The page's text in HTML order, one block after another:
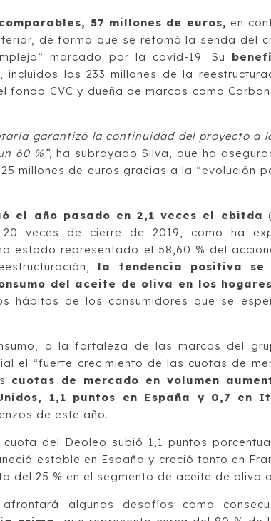
57 millones de euros, en
de forma que se retomó la senda del
marcado por la covid-19. Su
, incluidos los 233 millones de la
CVC y dueña de marcas como
garantizó la continuidad del proyecto a
60 %”, ha subrayado Silva, que ha
millones de euros gracias a la “evolución
el año pasado en 2,1 veces el ebitda
veces de cierre de 2019, como ha
estado representado el 58,60 % del
la tendencia positiva se
del aceite de oliva en los
hábitos de los consumidores que se
a la fortaleza de las marcas del
el “fuerte crecimiento de las cuotas de
cuotas de mercado en volumen
1,1 puntos en España y 0,7 en
de este año.
cuota del Deoleo subió 1,1 puntos
estable en España y creció tanto en
del 25 % en el segmento de aceite de oliva
algunos desafíos como